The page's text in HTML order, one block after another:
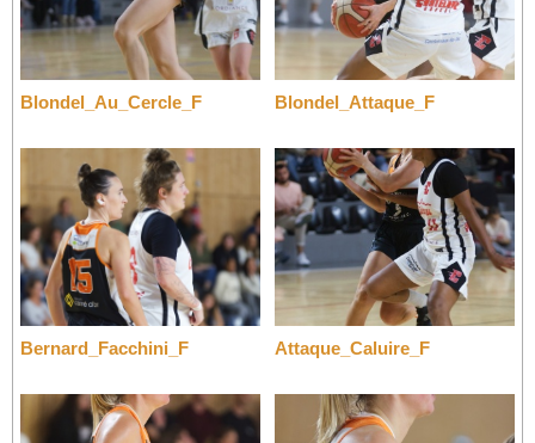
Blondel_Au_Cercle_F Blondel_Attaque_F
Bernard_Facchini_F Attaque_Caluire_F